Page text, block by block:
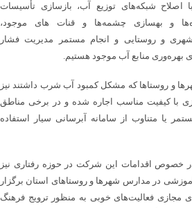
اصلاح شبکه‌های توزیع آب، بازسازی تأسیسات
و بهسازی چشمه‌ها و قنات های موجود،
شهری و روستایی و انجام مستمر مدیریت فشار
بهره‌وری منابع آب موجود هستیم.
و روستاها که مشکل کمبود آب شرب داشتند نیز
با کیفیت مناسب اجاره شده و در برخی مناطق
یا متناوب از سامانه آبرسانی سیار استفاده
خصوص اقدامات این شرکت در حوزه رفتاری نیز
در مدارس شهرها و روستاهای استان برگزار
مجازی فعالیت‌های خوبی به منظور ترویج فرهنگ